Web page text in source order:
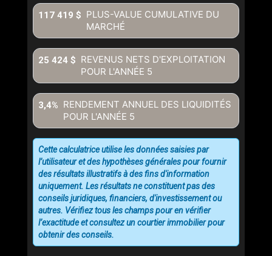
PLUS-VALUE CUMULATIVE DU
MARCHÉ
117 419 $
REVENUS NETS D'EXPLOITATION
POUR L'ANNÉE 5
25 424 $
RENDEMENT ANNUEL DES LIQUIDITÉS
POUR L'ANNÉE 5
3,4%
Cette calculatrice utilise les données saisies par
l’utilisateur et des hypothèses générales pour fournir
des résultats illustratifs à des fins d'information
uniquement. Les résultats ne constituent pas des
conseils juridiques, financiers, d'investissement ou
autres. Vérifiez tous les champs pour en vérifier
l’exactitude et consultez un courtier immobilier pour
obtenir des conseils.